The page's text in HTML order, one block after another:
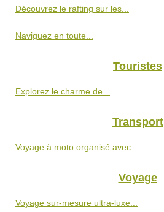
Découvrez le rafting sur les...
Naviguez en toute...
Touristes
Explorez le charme de...
Transport
Voyage à moto organisé avec...
Voyage
Voyage sur-mesure ultra-luxe...